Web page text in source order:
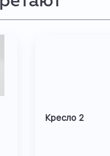
Кресло 2